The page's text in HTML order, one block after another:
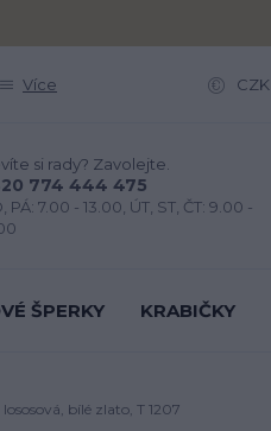
Více CZK
si rady? Zavolejte.
774 444 475
PÁ: 7.00 - 13.00, ÚT, ST, ČT: 9.00 -
ŠPERKY KRABIČKY
bílé zlato, T 1207